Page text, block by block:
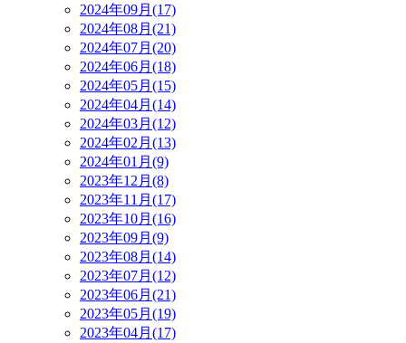
2024年09月(17)
2024年08月(21)
2024年07月(20)
2024年06月(18)
2024年05月(15)
2024年04月(14)
2024年03月(12)
2024年02月(13)
2024年01月(9)
2023年12月(8)
2023年11月(17)
2023年10月(16)
2023年09月(9)
2023年08月(14)
2023年07月(12)
2023年06月(21)
2023年05月(19)
2023年04月(17)